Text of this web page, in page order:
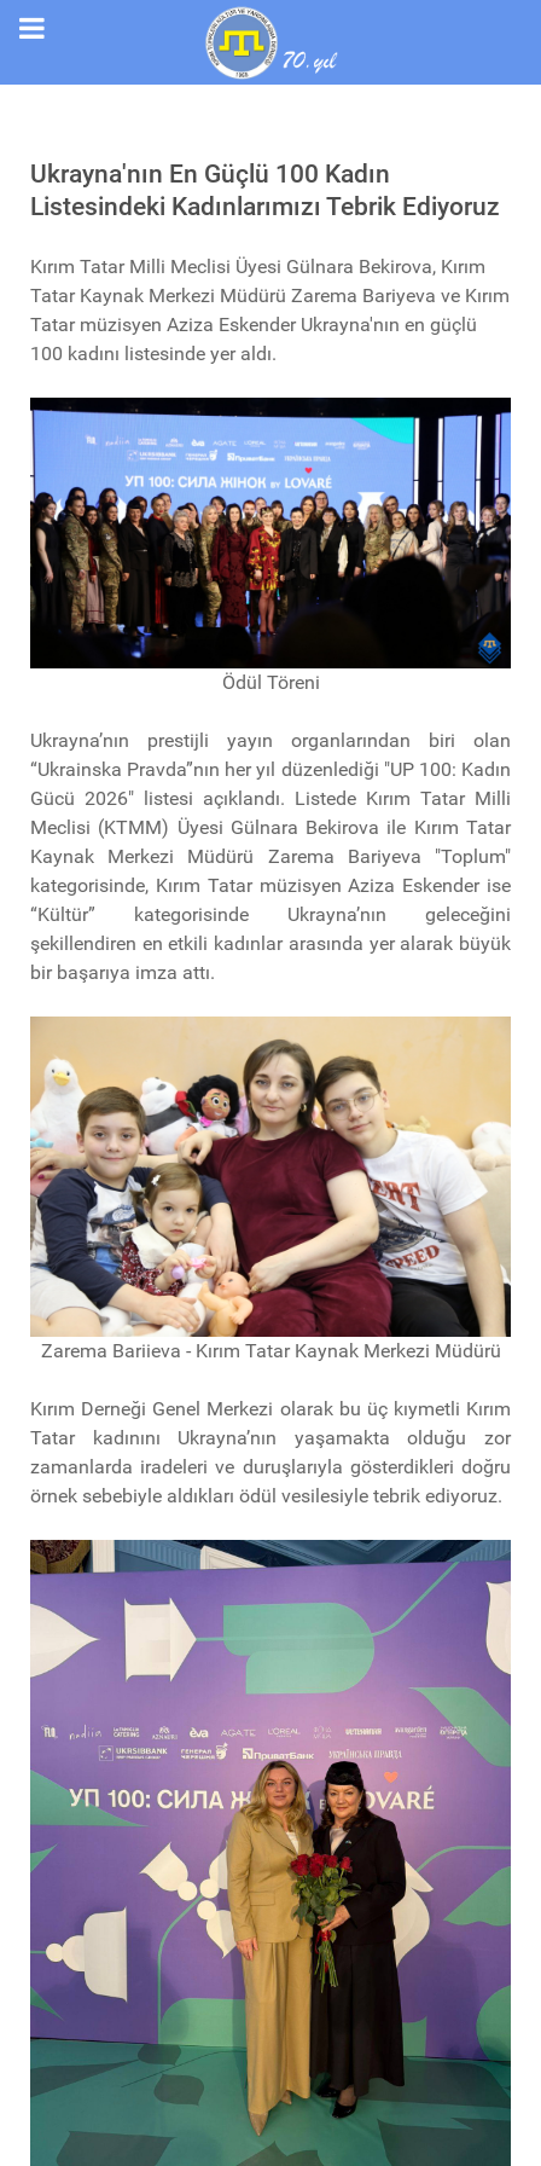
Ukrayna'nın En Güçlü 100 Kadın
Listesindeki Kadınlarımızı Tebrik Ediyoruz
Kırım Tatar Milli Meclisi Üyesi Gülnara Bekirova, Kırım
Tatar Kaynak Merkezi Müdürü Zarema Bariyeva ve Kırım
Tatar müzisyen Aziza Eskender Ukrayna'nın en güçlü
100 kadını listesinde yer aldı.
Ödül Töreni
Ukrayna’nın prestijli yayın organlarından biri olan
“Ukrainska Pravda”nın her yıl düzenlediği "UP 100: Kadın
Gücü 2026" listesi açıklandı. Listede Kırım Tatar Milli
Meclisi (KTMM) Üyesi Gülnara Bekirova ile Kırım Tatar
Kaynak Merkezi Müdürü Zarema Bariyeva "Toplum"
kategorisinde, Kırım Tatar müzisyen Aziza Eskender ise
“Kültür” kategorisinde Ukrayna’nın geleceğini
şekillendiren en etkili kadınlar arasında yer alarak büyük
bir başarıya imza attı.
Zarema Bariieva - Kırım Tatar Kaynak Merkezi Müdürü
Kırım Derneği Genel Merkezi olarak bu üç kıymetli Kırım
Tatar kadınını Ukrayna’nın yaşamakta olduğu zor
zamanlarda iradeleri ve duruşlarıyla gösterdikleri doğru
örnek sebebiyle aldıkları ödül vesilesiyle tebrik ediyoruz.